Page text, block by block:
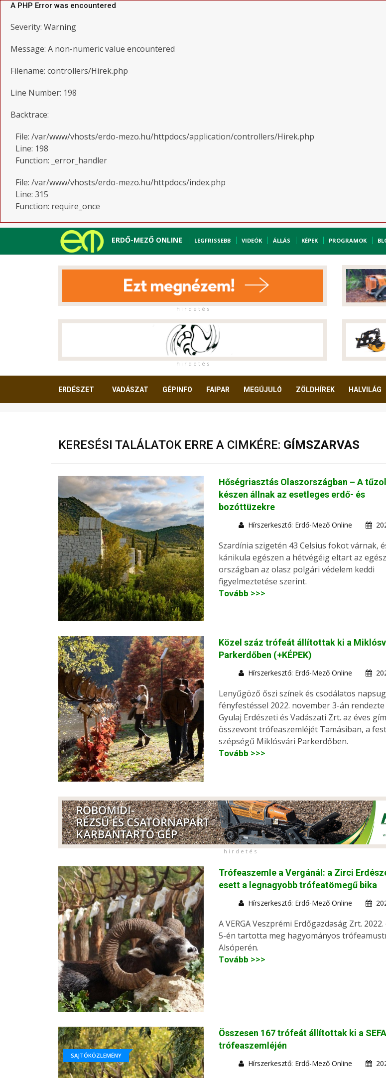
A PHP Error was encountered
Severity: Warning
Message: A non-numeric value encountered
Filename: controllers/Hirek.php
Line Number: 198
Backtrace:
File: /var/www/vhosts/erdo-mezo.hu/httpdocs/application/controllers/Hirek.php
Line: 198
Function: _error_handler
File: /var/www/vhosts/erdo-mezo.hu/httpdocs/index.php
Line: 315
Function: require_once
ERDŐ-MEZŐ ONLINE LEGFRISSEBB VIDEÓK ÁLLÁS KÉPEK PROGRAMOK
h i r d e t é s
h i r d e t é s
ERDÉSZET VADÁSZAT GÉPINFO FAIPAR MEGÚJULÓ ZÖLDHÍREK HALVILÁG
KERESÉSI TALÁLATOK ERRE A CIMKÉRE: GÍMSZARVAS
Hőségriasztás Olaszországban – A
készen állnak az esetleges erdő- és
bozóttüzekre
Hírszerkesztő: Erdő-Mező Online
Szardínia szigetén 43 Celsius fokot várnak,
kánikula egészen a hétvégéig eltart az egész
országban az olasz polgári védelem keddi
figyelmeztetése szerint.
Tovább >>>
Közel száz trófeát állítottak ki a
Parkerdőben (+KÉPEK)
Hírszerkesztő: Erdő-Mező Online
Lenyűgöző őszi színek és csodálatos
fényfestéssel 2022. november 3-án rendezte
Gyulaj Erdészeti és Vadászati Zrt. az éves
összevont trófeaszemléjét Tamásiban, a
szépségű Miklósvári Parkerdőben.
Tovább >>>
h i r d e t é s
Trófeaszemle a Vergánál: a Zirci
esett a legnagyobb trófeatömegű bika
Hírszerkesztő: Erdő-Mező Online
A VERGA Veszprémi Erdőgazdaság Zrt.
5-én tartotta meg hagyományos
Alsóperén.
Tovább >>>
SAJTÓKÖZLEMÉNY
Összesen 167 trófeát állítottak ki a
trófeaszemléjén
Hírszerkesztő: Erdő-Mező Online